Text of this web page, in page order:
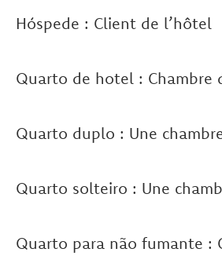
Hóspede : Client de l’hôtel
Quarto de hotel : Chambre
Quarto duplo : Une
Quarto solteiro : Une
Quarto para não fumante :